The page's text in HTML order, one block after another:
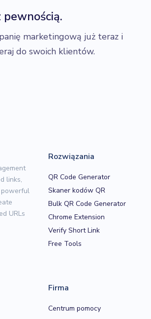
marketingową już teraz i
do swoich klientów.
links,
powerful
URLs
Rozwiązania
QR Code Generator
Skaner kodów QR
Bulk QR Code Generator
Chrome Extension
Verify Short Link
Free Tools
Firma
Centrum pomocy